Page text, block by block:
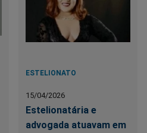
ESTELIONATO
15/04/2026
Estelionatária e
advogada atuavam em